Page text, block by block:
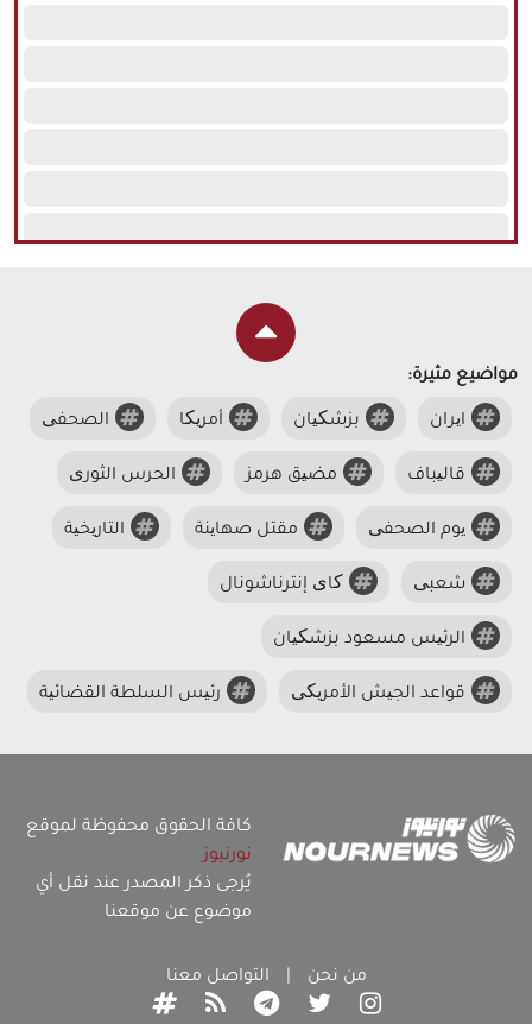
مواضيع مثيرة:
ایران بزشکیان أمریکا الصحفی
قالیباف مضیق هرمز الحرس الثوری
یوم الصحفی مقتل صهاینة التاریخیة
شعبی کای إنترناشونال
الرئیس مسعود بزشکیان
قواعد الجیش الأمریکی رئیس السلطة القضائیة
كافة الحقوق محفوظة لموقع
نورنيوز
يُرجى ذكر المصدر عند نقل أي
موضوع عن موقعنا
من نحن التواصل معنا